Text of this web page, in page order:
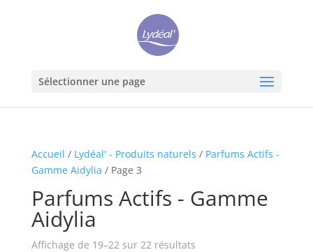
Sélectionner une page
Accueil / Lydéal' - Produits naturels / Parfums Actifs -
Gamme Aidylia / Page 3
Parfums Actifs - Gamme
Aidylia
Affichage de 19–22 sur 22 résultatsTrié